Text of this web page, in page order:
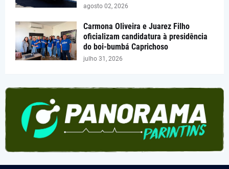
agosto 02, 2026
Carmona Oliveira e Juarez Filho
oficializam candidatura à presidência
do boi-bumbá Caprichoso
julho 31, 2026